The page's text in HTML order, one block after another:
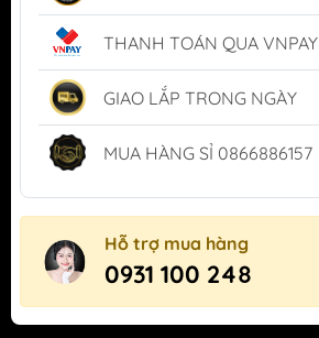
THANH TOÁN QUA VNPAY
GIAO LẮP TRONG NGÀY
MUA HÀNG SỈ 0866886157
Hỗ trợ mua hàng
0931 100 248